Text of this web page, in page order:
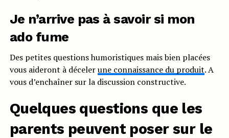
Je n’arrive pas à savoir si mon
ado fume
Des petites questions humoristiques mais bien placées
vous aideront à décelerune connaissance du produit. A
vous d’enchaîner sur la discussion constructive.
Quelques questions que les
parents peuvent poser sur le